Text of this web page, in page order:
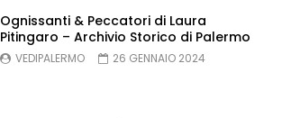
Ognissanti & Peccatori di Laura
Pitingaro – Archivio Storico di Palermo
VEDIPALERMO 26 GENNAIO 2024